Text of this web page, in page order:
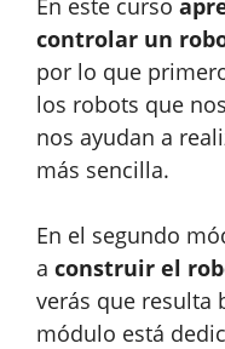
controlar un
por lo que
los robots que
nos ayudan a
más sencilla.
En el segundo
a construir el
verás que resulta
módulo está